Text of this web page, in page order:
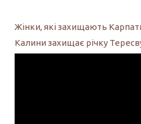
Жінки, які захищають
Калини захищає річку